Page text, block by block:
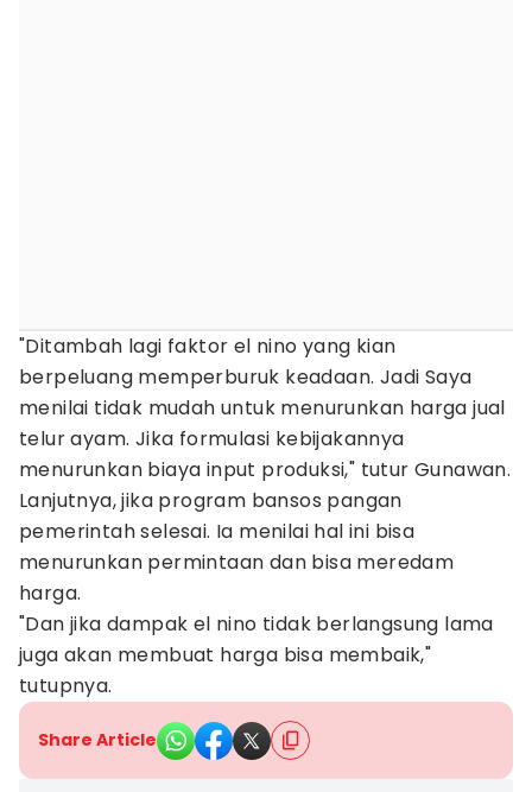
"Ditambah lagi faktor el nino yang kian
berpeluang memperburuk keadaan. Jadi Saya
menilai tidak mudah untuk menurunkan harga jual
telur ayam. Jika formulasi kebijakannya
menurunkan biaya input produksi," tutur Gunawan.
Lanjutnya, jika program bansos pangan
pemerintah selesai. Ia menilai hal ini bisa
menurunkan permintaan dan bisa meredam
harga.
"Dan jika dampak el nino tidak berlangsung lama
juga akan membuat harga bisa membaik,"
tutupnya.
Share Article